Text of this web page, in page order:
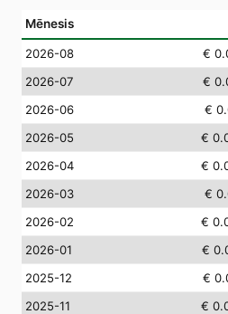
Mēnesis
2026-08 €
2026-07
€
2026-06
€
2026-05
€
2026-04
€
2026-03
€
2026-02
€
2026-01
€
2025-12
€
2025-11
€